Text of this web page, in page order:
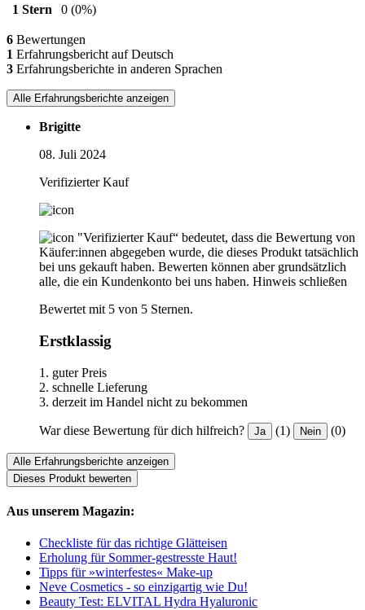
1 Stern
0 (0%)
6 Bewertungen
1 Erfahrungsbericht auf Deutsch
3 Erfahrungsberichte in anderen Sprachen
Alle Erfahrungsberichte anzeigen
Brigitte
08. Juli 2024
Verifizierter Kauf
"Verifizierter Kauf“ bedeutet, dass die Bewertung von
Käufer:innen abgegeben wurde, die dieses Produkt tatsächlich
bei uns gekauft haben. Bewerten können aber grundsätzlich
alle, die ein Kundenkonto bei uns haben. Hinweis schließen
Bewertet mit 5 von 5 Sternen.
Erstklassig
1. guter Preis
2. schnelle Lieferung
3. derzeit im Handel nicht zu bekommen
War diese Bewertung für dich hilfreich? Ja (1) Nein (0)
Alle Erfahrungsberichte anzeigen
Dieses Produkt bewerten
Aus unserem Magazin:
Checkliste für das richtige Glätteisen
Erholung für Sommer-gestresste Haut!
Tipps für »winterfestes« Make-up
Neve Cosmetics - so einzigartig wie Du!
Beauty Test: ELVITAL Hydra Hyaluronic